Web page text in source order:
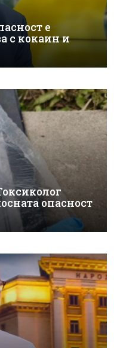
е
с кокаин и
опасност